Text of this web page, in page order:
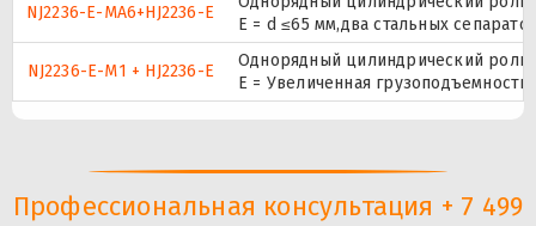
NJ2236-E-MA6+HJ2236-E
E = d ≤65 мм,два стальных
NJ2236-E-M1 + HJ2236-E
Однорядный цилиндрический
E = Увеличенная
Профессиональная консультация + 7 499